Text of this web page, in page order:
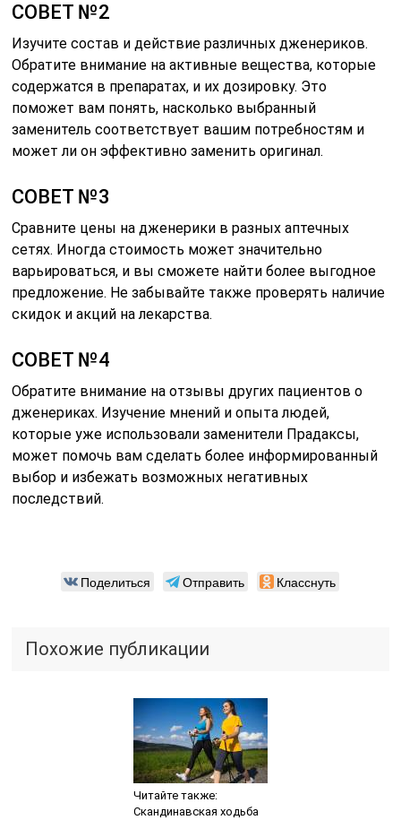
СОВЕТ №2
Изучите состав и действие различных дженериков.
Обратите внимание на активные вещества, которые
содержатся в препаратах, и их дозировку. Это
поможет вам понять, насколько выбранный
заменитель соответствует вашим потребностям и
может ли он эффективно заменить оригинал.
СОВЕТ №3
Сравните цены на дженерики в разных аптечных
сетях. Иногда стоимость может значительно
варьироваться, и вы сможете найти более выгодное
предложение. Не забывайте также проверять наличие
скидок и акций на лекарства.
СОВЕТ №4
Обратите внимание на отзывы других пациентов о
дженериках. Изучение мнений и опыта людей,
которые уже использовали заменители Прадаксы,
может помочь вам сделать более информированный
выбор и избежать возможных негативных
последствий.
Поделиться Отправить Класснуть
Похожие публикации
Читайте также:
Скандинавская ходьба